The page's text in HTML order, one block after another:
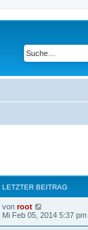
LETZTER BEITRAG
von root
Mi Feb 05, 2014 5:37 pm